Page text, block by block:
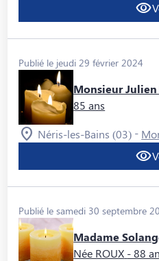
Publié le jeudi 29 février 2024
Monsieur Julien
85 ans
Néris-les-Bains (03) -
Publié le samedi 30 septembre
Madame
Née ROUX - 88